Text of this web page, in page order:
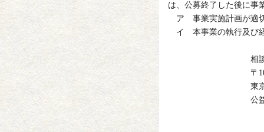
は、公募終了した後に事
ア 事業実施計画が適切
イ 本事業の執行及び経
相談窓
〒107-
東京都港区赤
公益財団法